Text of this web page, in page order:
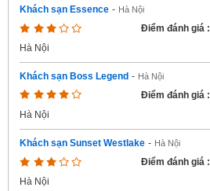
Khách sạn Essence - Hà Nội
Điểm đánh giá :
Hà Nội
Khách sạn Boss Legend - Hà Nội
Điểm đánh giá :
Hà Nội
Khách sạn Sunset Westlake - Hà Nội
Điểm đánh giá :
Hà Nội